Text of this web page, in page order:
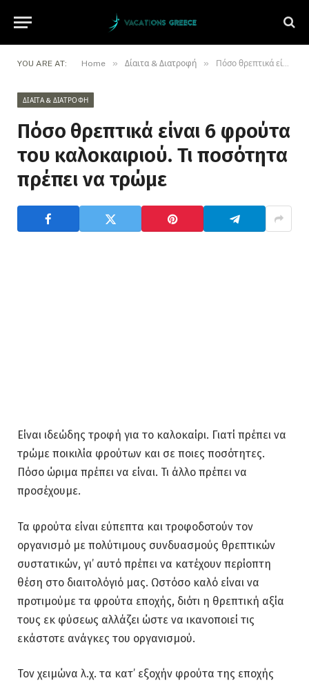
YOU ARE AT: Home » Δίαιτα & Διατροφή » Πόσο θρεπτικά είναι 6 φρούτα του καλοκαιριού. Τι ποσότητα πρέπει να τρώμε
ΔΊΑΙΤΑ & ΔΙΑΤΡΟΦΉ
Πόσο θρεπτικά είναι 6 φρούτα
του καλοκαιριού. Τι ποσότητα
πρέπει να τρώμε
Είναι ιδεώδης τροφή για το καλοκαίρι. Γιατί πρέπει να
τρώμε ποικιλία φρούτων και σε ποιες ποσότητες.
Πόσο ώριμα πρέπει να είναι. Τι άλλο πρέπει να
προσέχουμε.
Τα φρούτα είναι εύπεπτα και τροφοδοτούν τον
οργανισμό με πολύτιμους συνδυασμούς θρεπτικών
συστατικών, γι’ αυτό πρέπει να κατέχουν περίοπτη
θέση στο διαιτολόγιό μας. Ωστόσο καλό είναι να
προτιμούμε τα φρούτα εποχής, διότι η θρεπτική αξία
τους εκ φύσεως αλλάζει ώστε να ικανοποιεί τις
εκάστοτε ανάγκες του οργανισμού.
Τον χειμώνα λ.χ. τα κατ’ εξοχήν φρούτα της εποχής